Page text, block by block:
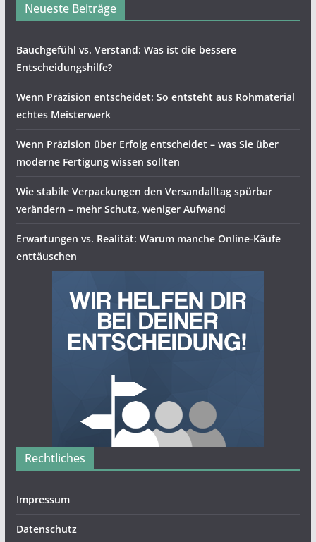
Neueste Beiträge
Bauchgefühl vs. Verstand: Was ist die bessere
Entscheidungshilfe?
Wenn Präzision entscheidet: So entsteht aus Rohmaterial
echtes Meisterwerk
Wenn Präzision über Erfolg entscheidet – was Sie über
moderne Fertigung wissen sollten
Wie stabile Verpackungen den Versandalltag spürbar
verändern – mehr Schutz, weniger Aufwand
Erwartungen vs. Realität: Warum manche Online-Käufe
enttäuschen
Rechtliches
Impressum
Datenschutz